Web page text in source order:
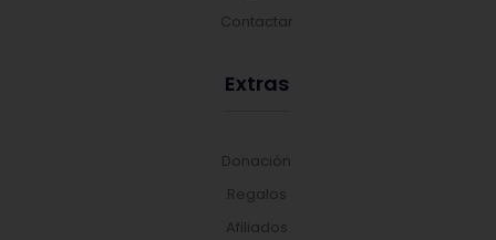
Contactar
Extras
Donación
Regalos
Afiliados